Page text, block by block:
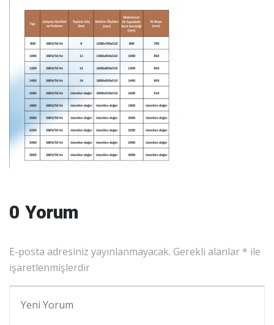
0 Yorum
E-posta adresiniz yayınlanmayacak. Gerekli alanlar * ile
işaretlenmişlerdir